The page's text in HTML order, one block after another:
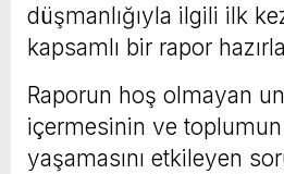
düşmanlığıyla ilgili ilk
kapsamlı bir rapor
Raporun hoş olmayan
içermesinin ve
yaşamasını etkileyen